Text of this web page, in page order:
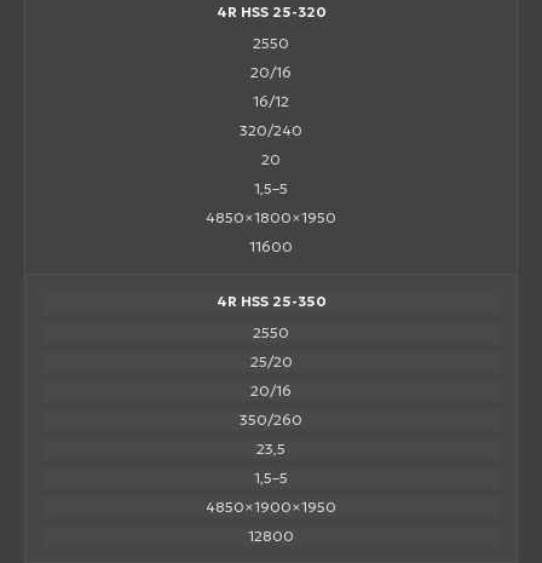
4R HSS 25-320
2550
20/16
16/12
320/240
20
1,5–5
4850×1800×1950
11600
4R HSS 25-350
2550
25/20
20/16
350/260
23,5
1,5–5
4850×1900×1950
12800